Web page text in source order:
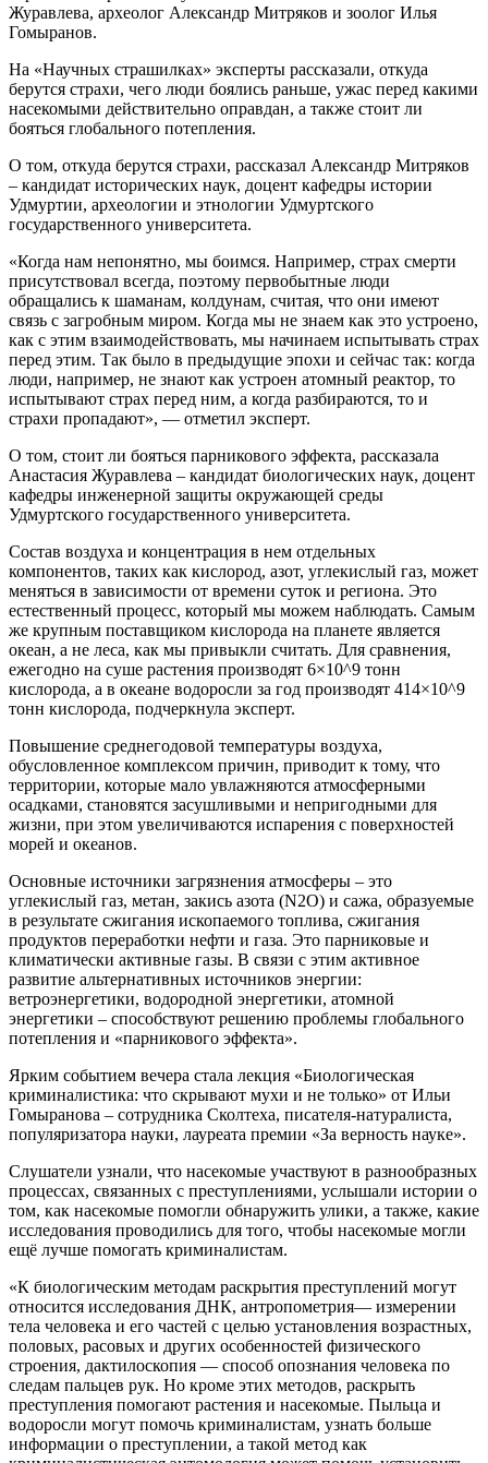
Журавлева, археолог Александр Митряков и зоолог Илья
Гомыранов.
На «Научных страшилках» эксперты рассказали, откуда
берутся страхи, чего люди боялись раньше, ужас перед какими
насекомыми действительно оправдан, а также стоит ли
бояться глобального потепления.
О том, откуда берутся страхи, рассказал Александр Митряков
– кандидат исторических наук, доцент кафедры истории
Удмуртии, археологии и этнологии Удмуртского
государственного университета.
«Когда нам непонятно, мы боимся. Например, страх смерти
присутствовал всегда, поэтому первобытные люди
обращались к шаманам, колдунам, считая, что они имеют
связь с загробным миром. Когда мы не знаем как это устроено,
как с этим взаимодействовать, мы начинаем испытывать страх
перед этим. Так было в предыдущие эпохи и сейчас так: когда
люди, например, не знают как устроен атомный реактор, то
испытывают страх перед ним, а когда разбираются, то и
страхи пропадают», — отметил эксперт.
О том, стоит ли бояться парникового эффекта, рассказала
Анастасия Журавлева – кандидат биологических наук, доцент
кафедры инженерной защиты окружающей среды
Удмуртского государственного университета.
Состав воздуха и концентрация в нем отдельных
компонентов, таких как кислород, азот, углекислый газ, может
меняться в зависимости от времени суток и региона. Это
естественный процесс, который мы можем наблюдать. Самым
же крупным поставщиком кислорода на планете является
океан, а не леса, как мы привыкли считать. Для сравнения,
ежегодно на суше растения производят 6×10^9 тонн
кислорода, а в океане водоросли за год производят 414×10^9
тонн кислорода, подчеркнула эксперт.
Повышение среднегодовой температуры воздуха,
обусловленное комплексом причин, приводит к тому, что
территории, которые мало увлажняются атмосферными
осадками, становятся засушливыми и непригодными для
жизни, при этом увеличиваются испарения с поверхностей
морей и океанов.
Основные источники загрязнения атмосферы – это
углекислый газ, метан, закись азота (N2O) и сажа, образуемые
в результате сжигания ископаемого топлива, сжигания
продуктов переработки нефти и газа. Это парниковые и
климатически активные газы. В связи с этим активное
развитие альтернативных источников энергии:
ветроэнергетики, водородной энергетики, атомной
энергетики – способствуют решению проблемы глобального
потепления и «парникового эффекта».
Ярким событием вечера стала лекция «Биологическая
криминалистика: что скрывают мухи и не только» от Ильи
Гомыранова – сотрудника Сколтеха, писателя-натуралиста,
популяризатора науки, лауреата премии «За верность науке».
Слушатели узнали, что насекомые участвуют в разнообразных
процессах, связанных с преступлениями, услышали истории о
том, как насекомые помогли обнаружить улики, а также, какие
исследования проводились для того, чтобы насекомые могли
ещё лучше помогать криминалистам.
«К биологическим методам раскрытия преступлений могут
относится исследования ДНК, антропометрия— измерении
тела человека и его частей с целью установления возрастных,
половых, расовых и других особенностей физического
строения, дактилоскопия — способ опознания человека по
следам пальцев рук. Но кроме этих методов, раскрыть
преступления помогают растения и насекомые. Пыльца и
водоросли могут помочь криминалистам, узнать больше
информации о преступлении, а такой метод как